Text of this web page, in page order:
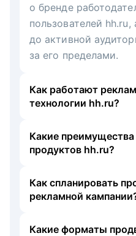
о бренде
пользователей
до активной
за его пределами.
Как работают
технологии hh.ru?
Какие
продуктов hh.ru?
Как спланировать
рекламной
Какие форматы